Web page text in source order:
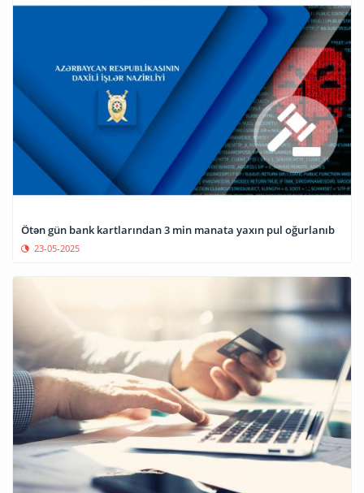
Ötən gün bank kartlarından 3 min manata yaxın pul oğurlanıb
23-05-2025